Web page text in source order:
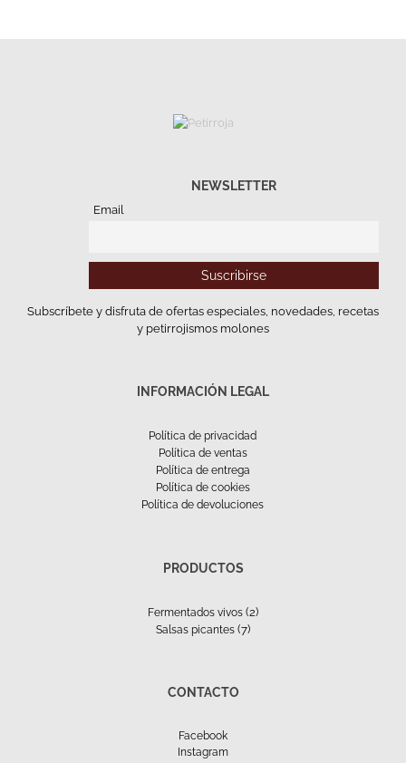
NEWSLETTER
Email
Subscríbete y disfruta de ofertas especiales, novedades, recetas
y petirrojismos molones
INFORMACIÓN LEGAL
Política de privacidad
Política de ventas
Política de entrega
Política de cookies
Política de devoluciones
PRODUCTOS
Fermentados vivos (2)
Salsas picantes (7)
CONTACTO
Facebook
Instagram